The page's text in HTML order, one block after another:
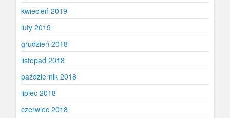
kwiecień 2019
luty 2019
grudzień 2018
listopad 2018
październik 2018
lipiec 2018
czerwiec 2018